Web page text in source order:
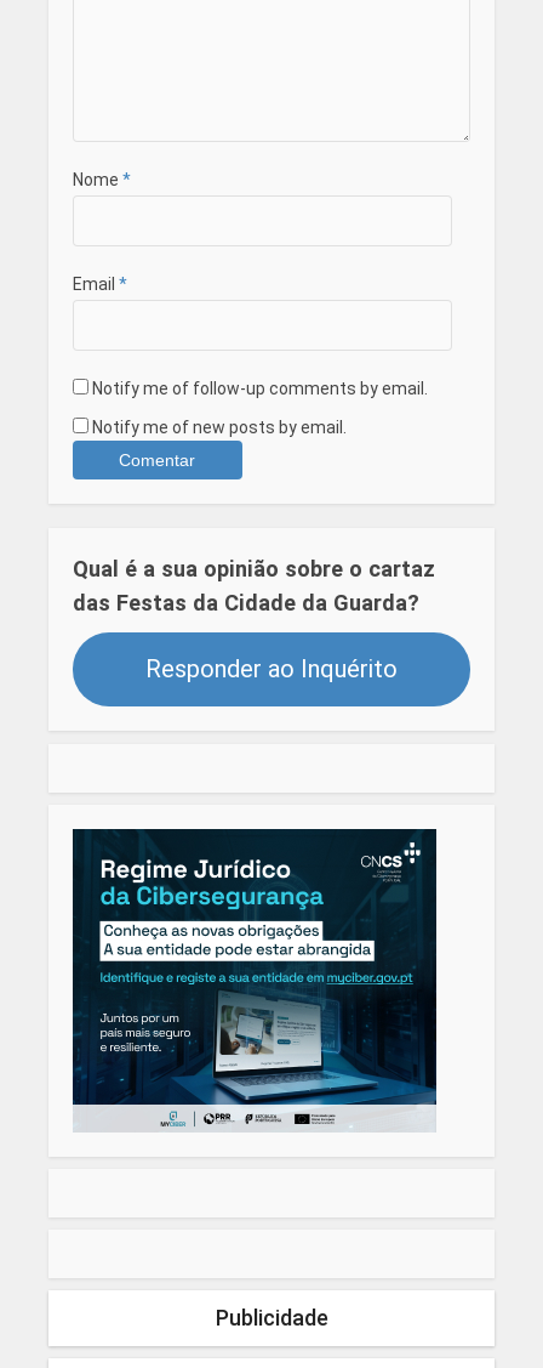
Nome *
Email *
Notify me of follow-up comments by email.
Notify me of new posts by email.
Qual é a sua opinião sobre o cartaz
das Festas da Cidade da Guarda?
Responder ao Inquérito
Publicidade